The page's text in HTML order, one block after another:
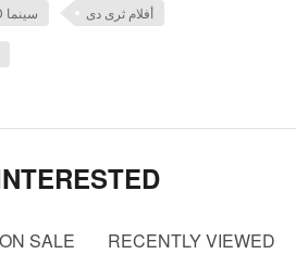
أفلام 3D ونظارتين 3D سينما أفلام ثرى دى
ON SALE RECENTLY VIEWED